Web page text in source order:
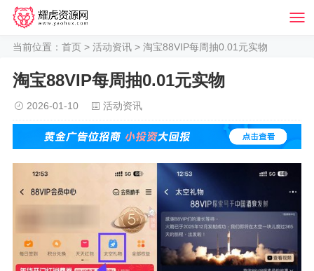
当前位置： 首页 > 活动资讯 > 淘宝88VIP每周抽0.01元实物
淘宝88VIP每周抽0.01元实物
2026-01-10 活动资讯